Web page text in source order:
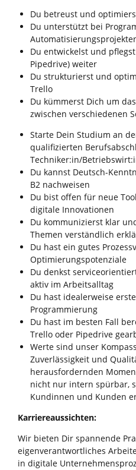
Du betreust und
Du unterstützt bei
Du entwickelst und
Pipedrive) weiter
Du strukturierst und
Trello
Du kümmerst Dich um
zwischen verschiedenen
Starte Dein Studium an
qualifizierten
Techniker:in/
Du kannst Deutsch-
B2 nachweisen
Du bist offen für neue
digitale Innovationen
Du kommunizierst klar
Themen verständlich
Du hast ein gutes
Optimierungspotenziale
Du denkst
aktiv im Arbeitsalltag
Du hast idealerweise
Programmierung
Du hast im besten Fall
Trello oder Pipedrive
Werte sind unser
Zuverlässigkeit und
herausfordernden
nicht nur intern spürbar,
Kundinnen und Kunden
Karriereaussichten:
Wir bieten Dir spannende
eigenverantwortliches
in digitale